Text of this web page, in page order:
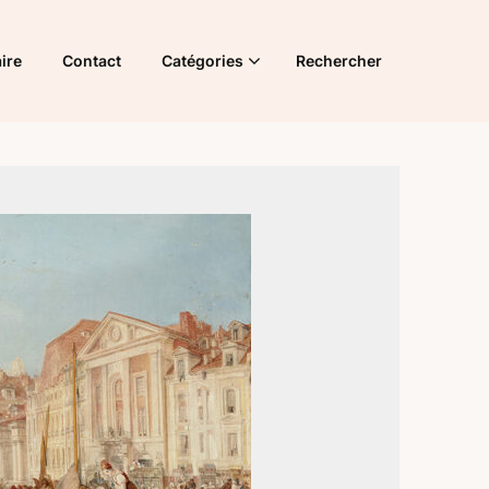
Contact Catégories Rechercher